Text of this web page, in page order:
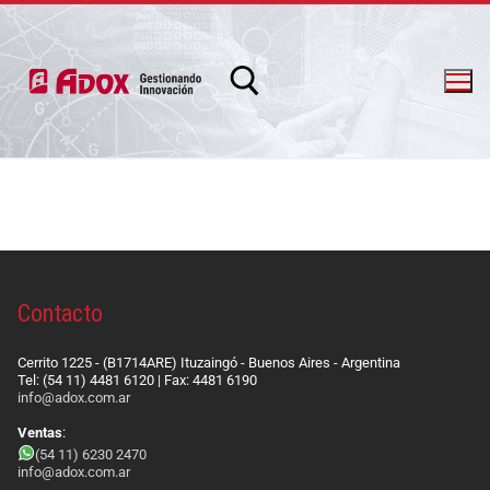
PRODUCTOS Y SERVICIOS
Contacto
Cerrito 1225 - (B1714ARE) Ituzaingó - Buenos Aires - Argentina
Tel: (54 11) 4481 6120 | Fax: 4481 6190
info@adox.com.ar
Ventas:
(54 11) 6230 2470
info@adox.com.ar